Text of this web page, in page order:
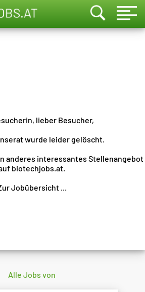
lieber Besucher,
wurde leider gelöscht.
anderes interessantes Stellenangebot
biotechjobs.at.
Jobübersicht ...
Alle Jobs von